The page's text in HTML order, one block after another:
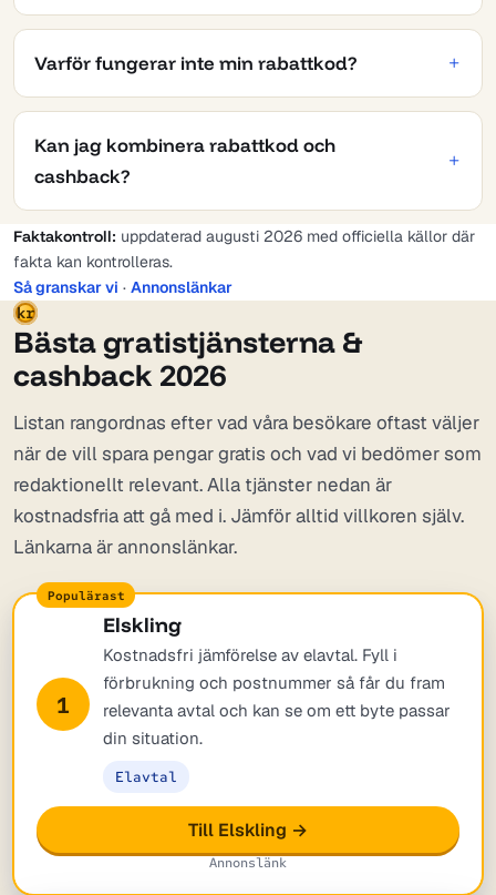
Varför fungerar inte min rabattkod?
Kan jag kombinera rabattkod och
cashback?
Faktakontroll: uppdaterad augusti 2026 med officiella källor där
fakta kan kontrolleras.
Så granskar vi · Annonslänkar
kr
Bästa gratistjänsterna &
cashback 2026
Listan rangordnas efter vad våra besökare oftast väljer
när de vill spara pengar gratis och vad vi bedömer som
redaktionellt relevant. Alla tjänster nedan är
kostnadsfria att gå med i. Jämför alltid villkoren själv.
Länkarna är annonslänkar.
1
Elskling
Kostnadsfri jämförelse av elavtal. Fyll i
förbrukning och postnummer så får du fram
relevanta avtal och kan se om ett byte passar
din situation.
Elavtal
Till Elskling →
Annonslänk